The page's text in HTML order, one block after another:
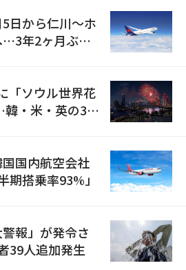
日から仁川〜ホ
…3年2ヶ月ぶり
「ソウル世界花
・米・英の3カ
国内航空会社
搭乗率93%」
報」が発令さ
39人追加発生